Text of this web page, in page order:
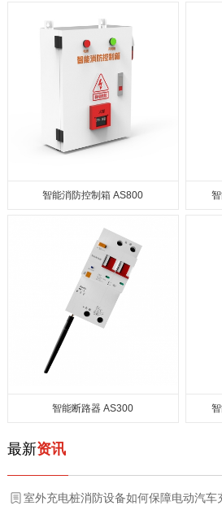
智能消防控制箱 AS800
智能断路器 AS300
最新资讯
室外充电桩消防设备如何保障电动汽车